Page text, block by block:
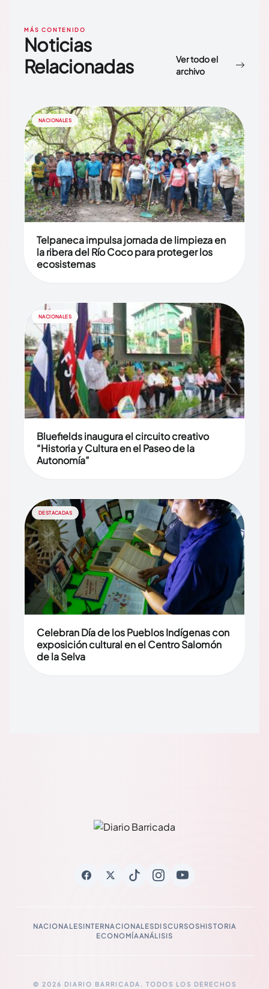
MÁS CONTENIDO
Noticias
Relacionadas
Ver todo el
archivo
NACIONALES
Telpaneca impulsa jornada de limpieza en
la ribera del Río Coco para proteger los
ecosistemas
NACIONALES
Bluefields inaugura el circuito creativo
“Historia y Cultura en el Paseo de la
Autonomía”
DESTACADAS
Celebran Día de los Pueblos Indígenas con
exposición cultural en el Centro Salomón
de la Selva
NACIONALESINTERNACIONALESDISCURSOSHISTORIA
ECONOMÍAANÁLISIS
© 2026 DIARIO BARRICADA. TODOS LOS DERECHOS